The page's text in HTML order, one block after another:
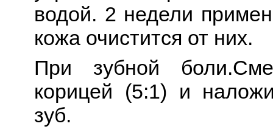
водой. 2 недели
кожа очистится от них.
При зубной
корицей (5:1) и
зуб.